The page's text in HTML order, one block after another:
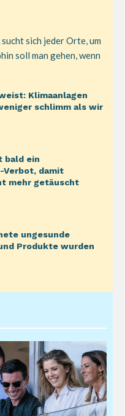
sich jeder Orte, um
soll man gehen, wenn
Klimaanlagen
schlimm als wir
bald ein
Verbot, damit
mehr getäuscht
ungesunde
Produkte wurden